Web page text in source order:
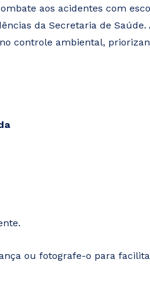
aos acidentes com
da Secretaria de
controle ambiental,
ou fotografe-o para